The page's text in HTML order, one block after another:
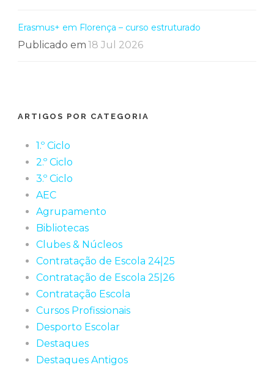
Erasmus+ em Florença – curso estruturado
Publicado em 18 Jul 2026
ARTIGOS POR CATEGORIA
1.º Ciclo
2.º Ciclo
3.º Ciclo
AEC
Agrupamento
Bibliotecas
Clubes & Núcleos
Contratação de Escola 24|25
Contratação de Escola 25|26
Contratação Escola
Cursos Profissionais
Desporto Escolar
Destaques
Destaques Antigos